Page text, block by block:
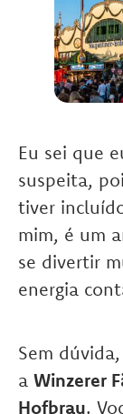
Eu sei que
suspeita,
tiver
mim, é um
se divertir
energia
Sem
a Winzerer
Hofbrau.